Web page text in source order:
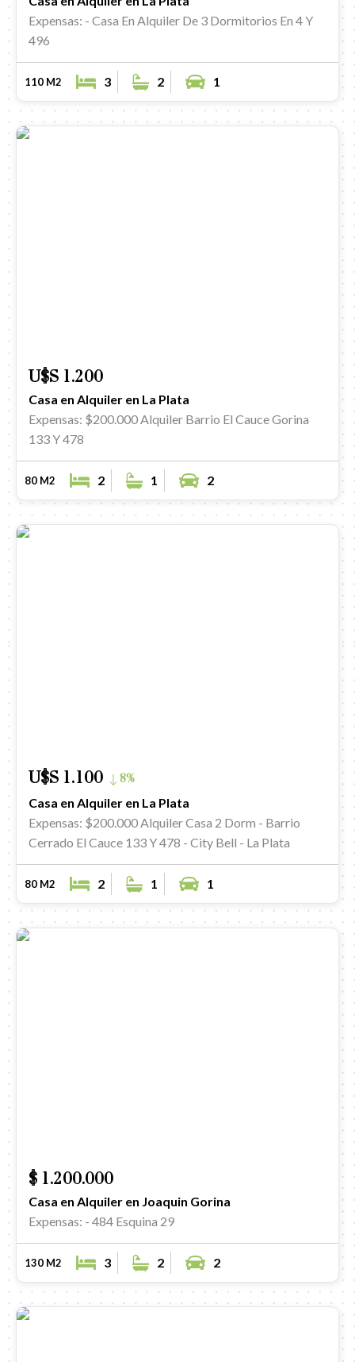
Expensas: - Casa En Alquiler De 3 Dormitorios En 4 Y
496
110 M2 3 2 1
U$S 1.200
Casa en Alquiler en La Plata
Expensas: $200.000Alquiler Barrio El Cauce Gorina
133 Y 478
80 M2 2 1 2
U$S 1.100 8%
Casa en Alquiler en La Plata
Expensas: $200.000Alquiler Casa 2 Dorm - Barrio
Cerrado El Cauce 133 Y 478 - City Bell - La Plata
80 M2 2 1 1
$ 1.200.000
Casa en Alquiler en Joaquin Gorina
Expensas: - 484 Esquina 29
130 M2 3 2 2